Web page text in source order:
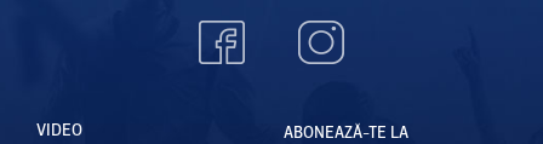
VIDEO
ABONEAZĂ-TE LA